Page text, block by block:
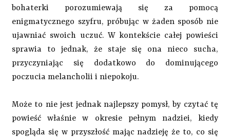
bohaterki porozumiewają się za pomocą
enigmatycznego szyfru, próbując w żaden sposób nie
ujawniać swoich uczuć. W kontekście całej powieści
sprawia to jednak, że staje się ona nieco sucha,
przyczyniając się dodatkowo do dominującego
poczucia melancholii i niepokoju.
Może to nie jest jednak najlepszy pomysł, by czytać tę
powieść właśnie w okresie pełnym nadziei, kiedy
spogląda się w przyszłość mając nadzieję że to, co się